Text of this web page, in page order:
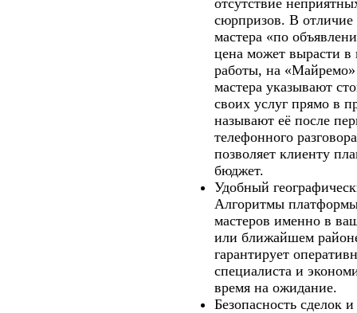
отсутствие
сюрпризов. В отличие
мастера «по
цена может вырасти в
работы, на
мастера указывают
своих услуг прямо в
называют её после
телефонного
позволяет клиенту
бюджет.
Удобный
Алгоритмы
мастеров именно в
или ближайшем
гарантирует
специалиста и
время на ожидание.
Безопасность сделок